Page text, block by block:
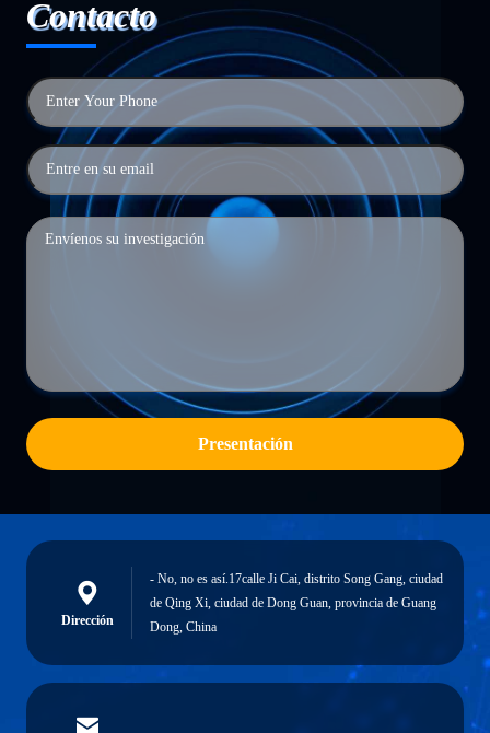
Contacto
Presentación
Dirección
- No, no es así.17calle Ji Cai, distrito Song Gang, ciudad
de Qing Xi, ciudad de Dong Guan, provincia de Guang
Dong, China